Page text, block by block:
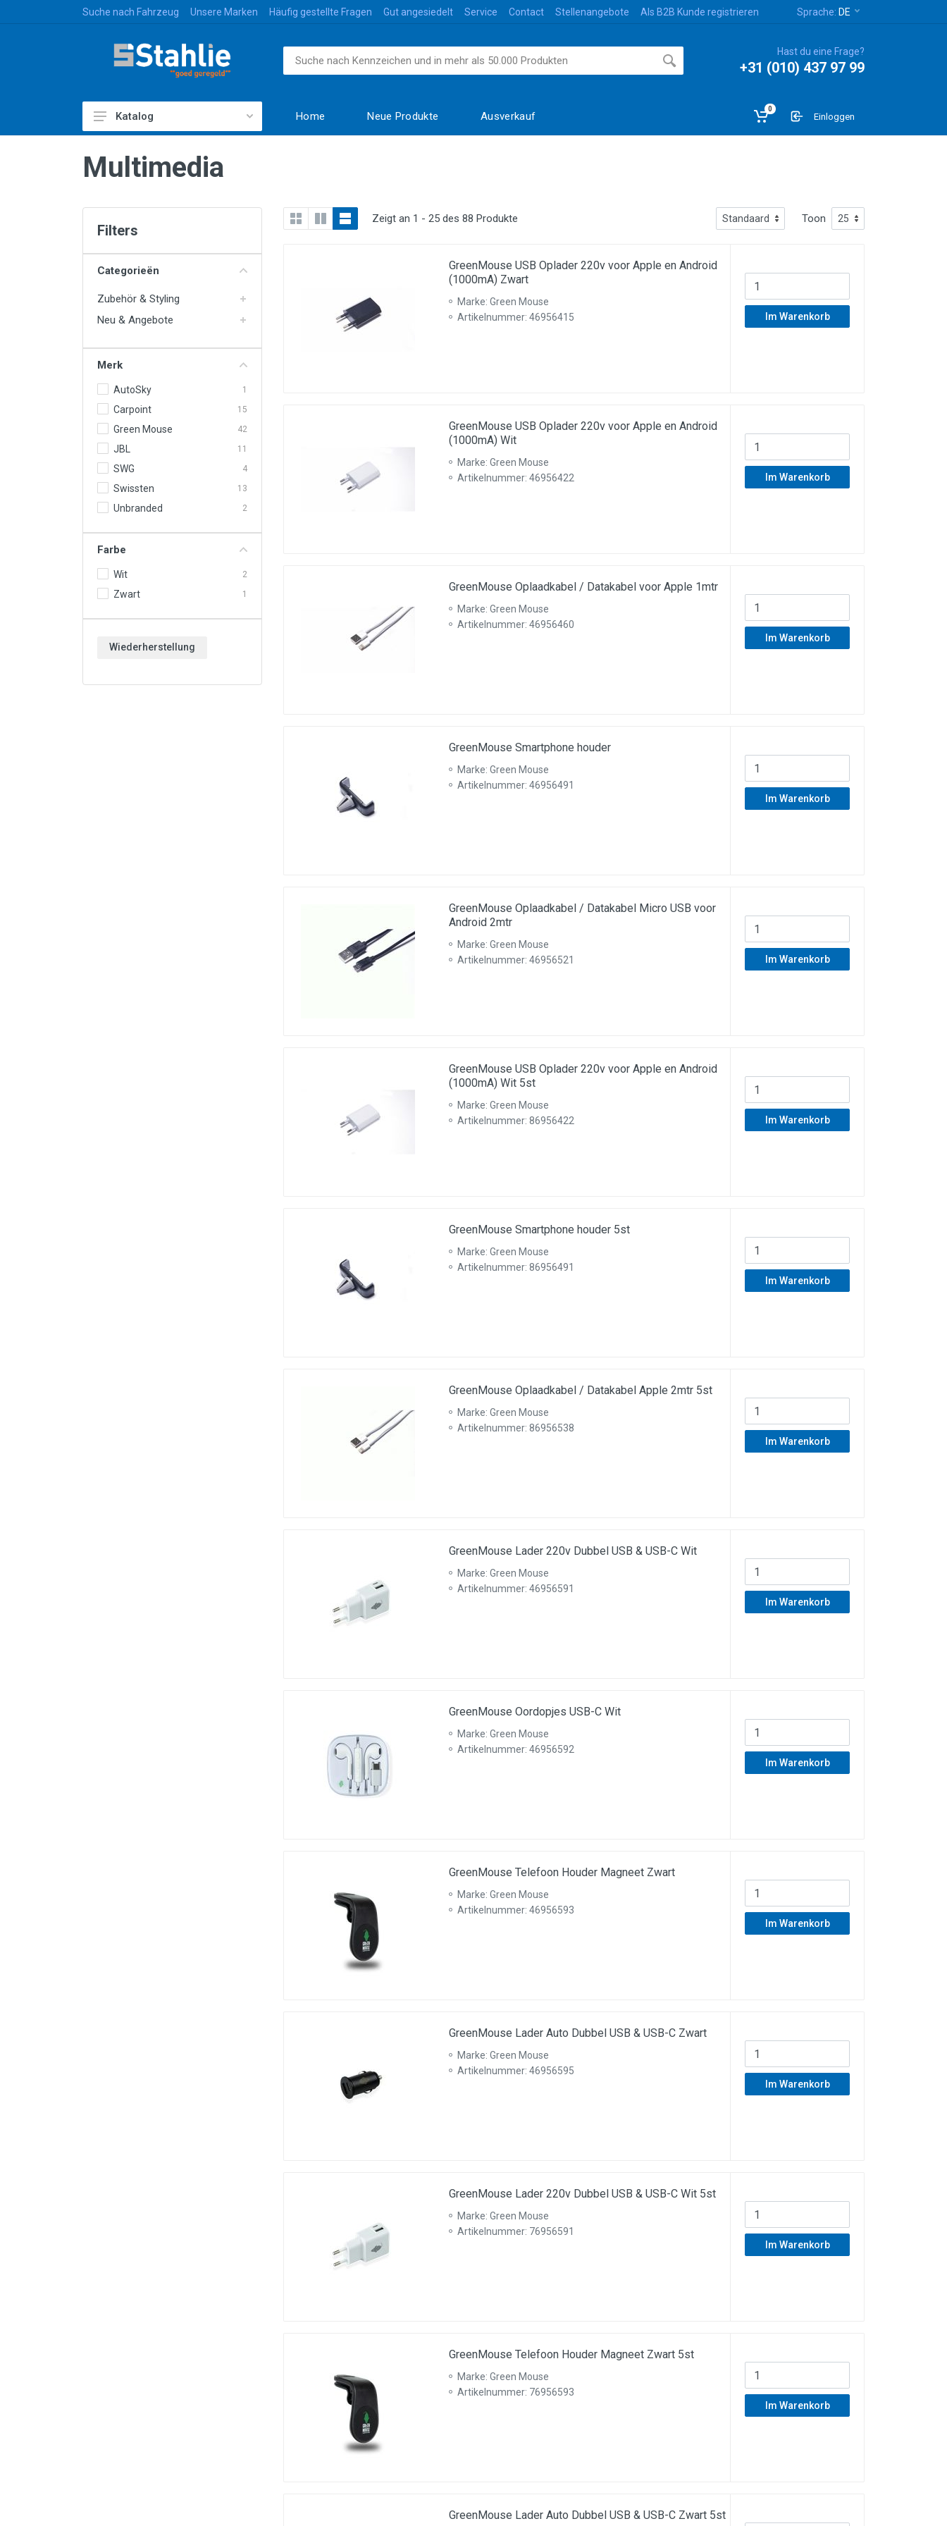
Suche nach Fahrzeug Unsere Marken Häufig gestellte Fragen Gut angesiedelt Service Contact Stellenangebote Als B2B Kunde registrieren Sprache: DE
Hast du eine Frage?
+31 (010) 437 97 99
Gepäck & Transport
Farbe & Nicht-Farbe
Ersatzteile
Beleuchtung & Elektrizität
Motoröle & Flüssigkeiten
Werkzeuge & Ausrüstung
Neu & Angebote
Katalog Home Neue Produkte Ausverkauf
0
Einloggen
Multimedia
Filters
Categorieën
Zubehör & Styling
Neu & Angebote
Merk
AutoSky 1
Carpoint 15
Green Mouse 42
JBL 11
SWG 4
Swissten 13
Unbranded 2
Farbe
Wit 2
Zwart 1
Wiederherstellung
Zeigt an 1 - 25 des 88 Produkte Toon
GreenMouse USB Oplader 220v voor Apple en Android
(1000mA) Zwart
Marke: Green Mouse
Artikelnummer: 46956415
Im Warenkorb
GreenMouse USB Oplader 220v voor Apple en Android
(1000mA) Wit
Marke: Green Mouse
Artikelnummer: 46956422
Im Warenkorb
GreenMouse Oplaadkabel / Datakabel voor Apple 1mtr
Marke: Green Mouse
Artikelnummer: 46956460
Im Warenkorb
GreenMouse Smartphone houder
Marke: Green Mouse
Artikelnummer: 46956491
Im Warenkorb
GreenMouse Oplaadkabel / Datakabel Micro USB voor
Android 2mtr
Marke: Green Mouse
Artikelnummer: 46956521
Im Warenkorb
GreenMouse USB Oplader 220v voor Apple en Android
(1000mA) Wit 5st
Marke: Green Mouse
Artikelnummer: 86956422
Im Warenkorb
GreenMouse Smartphone houder 5st
Marke: Green Mouse
Artikelnummer: 86956491
Im Warenkorb
GreenMouse Oplaadkabel / Datakabel Apple 2mtr 5st
Marke: Green Mouse
Artikelnummer: 86956538
Im Warenkorb
GreenMouse Lader 220v Dubbel USB & USB-C Wit
Marke: Green Mouse
Artikelnummer: 46956591
Im Warenkorb
GreenMouse Oordopjes USB-C Wit
Marke: Green Mouse
Artikelnummer: 46956592
Im Warenkorb
GreenMouse Telefoon Houder Magneet Zwart
Marke: Green Mouse
Artikelnummer: 46956593
Im Warenkorb
GreenMouse Lader Auto Dubbel USB & USB-C Zwart
Marke: Green Mouse
Artikelnummer: 46956595
Im Warenkorb
GreenMouse Lader 220v Dubbel USB & USB-C Wit 5st
Marke: Green Mouse
Artikelnummer: 76956591
Im Warenkorb
GreenMouse Telefoon Houder Magneet Zwart 5st
Marke: Green Mouse
Artikelnummer: 76956593
Im Warenkorb
GreenMouse Lader Auto Dubbel USB & USB-C Zwart 5st